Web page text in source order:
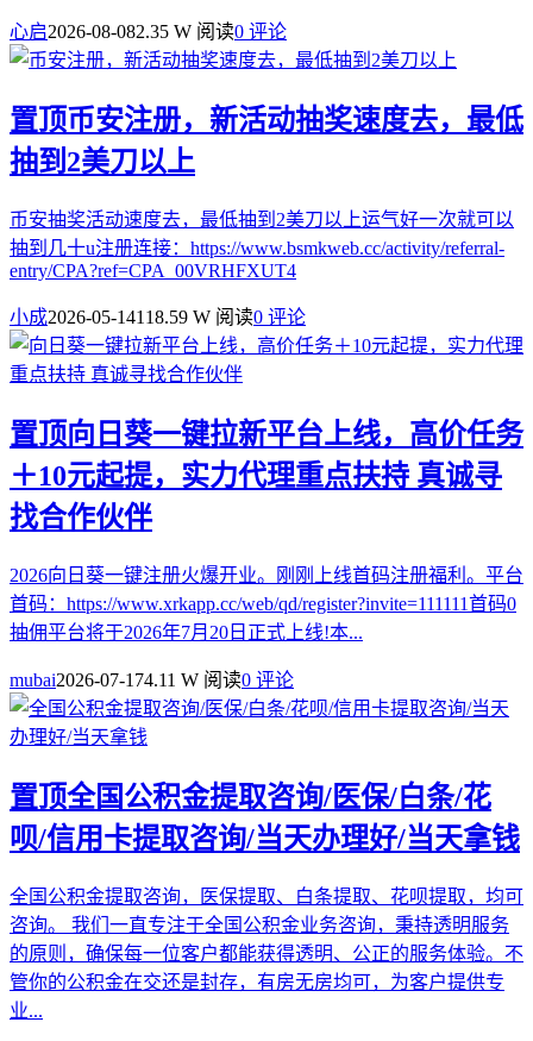
心启2026-08-082.35 W 阅读0 评论
置顶币安注册，新活动抽奖速度去，最低
抽到2美刀以上
币安抽奖活动速度去，最低抽到2美刀以上运气好一次就可以
抽到几十u注册连接：https://www.bsmkweb.cc/activity/referral-
entry/CPA?ref=CPA_00VRHFXUT4
小成2026-05-14118.59 W 阅读0 评论
置顶向日葵一键拉新平台上线，高价任务
＋10元起提，实力代理重点扶持 真诚寻
找合作伙伴
2026向日葵一键注册火爆开业。刚刚上线首码注册福利。平台
首码：https://www.xrkapp.cc/web/qd/register?invite=111111首码0
抽佣平台将于2026年7月20日正式上线!本...
mubai2026-07-174.11 W 阅读0 评论
置顶全国公积金提取咨询/医保/白条/花
呗/信用卡提取咨询/当天办理好/当天拿钱
全国公积金提取咨询，医保提取、白条提取、花呗提取，均可
咨询。 我们一直专注于全国公积金业务咨询，秉持透明服务
的原则，确保每一位客户都能获得透明、公正的服务体验。不
管你的公积金在交还是封存，有房无房均可，为客户提供专
业...